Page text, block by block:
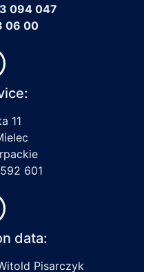
094 047
06 00
11
601
data:
Pisarczyk